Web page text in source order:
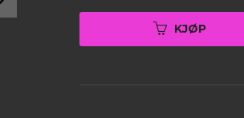
KJØP